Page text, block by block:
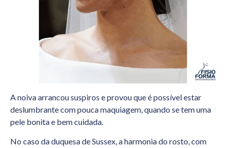
A noiva arrancou suspiros e provou que é possível estar
deslumbrante com pouca maquiagem, quando se tem uma
pele bonita e bem cuidada.
No caso da duquesa de Sussex, a harmonia do rosto, com